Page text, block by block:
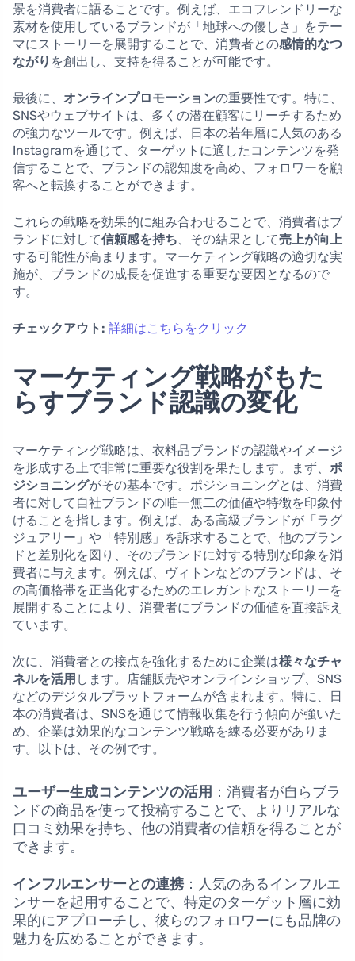
景を消費者に語ることです。例えば、エコフレンドリーな
素材を使用しているブランドが「地球への優しさ」をテー
マにストーリーを展開することで、消費者との感情的なつ
ながり を創出し、支持を得ることが可能です。
最後に、 オンラインプロモーションの重要性です。特に、
SNSやウェブサイトは、多くの潜在顧客にリーチするため
の強力なツールです。例えば、日本の若年層に人気のある
Instagramを通じて、ターゲットに適したコンテンツを発
信することで、ブランドの認知度を高め、フォロワーを顧
客へと転換することができます。
これらの戦略を効果的に組み合わせることで、消費者はブ
ランドに対して信頼感を持ち 、その結果として売上が向上
する可能性が高まります。マーケティング戦略の適切な実
施が、ブランドの成長を促進する重要な要因となるので
す。
チェックアウト: 詳細はこちらをクリック
マーケティング戦略がもた
らすブランド認識の変化
マーケティング戦略は、衣料品ブランドの認識やイメージ
を形成する上で非常に重要な役割を果たします。まず、 ポ
ジショニングがその基本です。ポジショニングとは、消費
者に対して自社ブランドの唯一無二の価値や特徴を印象付
けることを指します。例えば、ある高級ブランドが「ラグ
ジュアリー」や「特別感」を訴求することで、他のブラン
ドと差別化を図り、そのブランドに対する特別な印象を消
費者に与えます。例えば、ヴィトンなどのブランドは、そ
の高価格帯を正当化するためのエレガントなストーリーを
展開することにより、消費者にブランドの価値を直接訴え
ています。
次に、消費者との接点を強化するために企業は様々なチャ
ネルを活用 します。店舗販売やオンラインショップ、SNS
などのデジタルプラットフォームが含まれます。特に、日
本の消費者は、SNSを通じて情報収集を行う傾向が強いた
め、企業は効果的なコンテンツ戦略を練る必要がありま
す。以下は、その例です。
ユーザー生成コンテンツの活用 ：消費者が自らブラ
ンドの商品を使って投稿することで、よりリアルな
口コミ効果を持ち、他の消費者の信頼を得ることが
できます。
インフルエンサーとの連携 ：人気のあるインフルエ
ンサーを起用することで、特定のターゲット層に効
果的にアプローチし、彼らのフォロワーにも品牌の
魅力を広めることができます。